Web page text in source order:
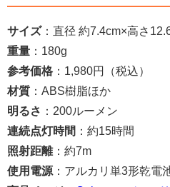
サイズ：直径 約7.4cm×高さ
重量 ：180g
参考価格 ：1,980円（税込）
材質 ：ABS樹脂ほか
明るさ ：200ルーメン
連続点灯時間 ：約15時間
照射距離：約7m
使用電源 ：アルカリ単3形乾電